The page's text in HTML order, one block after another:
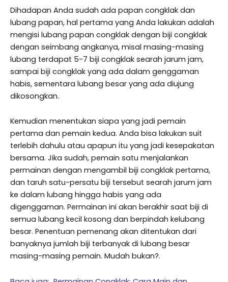
Dihadapan Anda sudah ada papan congklak dan
lubang papan, hal pertama yang Anda lakukan adalah
mengisi lubang papan congklak dengan biji congklak
dengan seimbang angkanya, misal masing-masing
lubang terdapat 5-7 biji congklak searah jarum jam,
sampai biji congklak yang ada dalam genggaman
habis, sementara lubang besar yang ada diujung
dikosongkan.
Kemudian menentukan siapa yang jadi pemain
pertama dan pemain kedua. Anda bisa lakukan suit
terlebih dahulu atau apapun itu yang jadi kesepakatan
bersama. Jika sudah, pemain satu menjalankan
permainan dengan mengambil biji congklak pertama,
dan taruh satu-persatu biji tersebut searah jarum jam
ke dalam lubang hingga habis yang ada
digenggaman. Permainan ini akan berakhir saat biji di
semua lubang kecil kosong dan berpindah kelubang
besar. Penentuan pemenang akan ditentukan dari
banyaknya jumlah biji terbanyak di lubang besar
masing-masing pemain. Mudah bukan?.